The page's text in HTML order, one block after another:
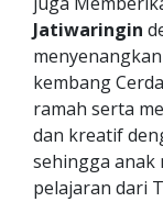
Jatiwaringin
kembang
ramah serta
dan kreatif
sehingga anak
pelajaran dari